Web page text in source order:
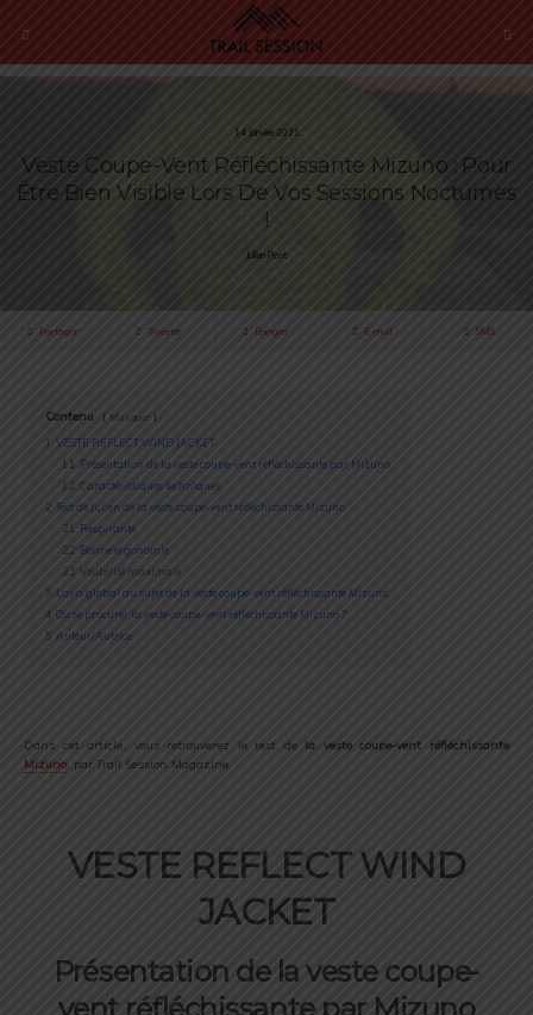
14 Janvier 2021
Veste Coupe-Vent Réfléchissante Mizuno : Pour
Être Bien Visible Lors De Vos Sessions Nocturnes
!
Julien Picot
Partager Tweeter Épingler E-mail SMS
Contenu Masquer
1 VESTE REFLECT WIND JACKET
1.1
Présentation de la veste coupe-vent réfléchissante par Mizuno
1.2 Caractéristiques techniques
2 Test de Julien de la veste coupe-vent réfléchissante Mizuno
2.1
Respirante
2.2 Bonne ergonomie
2.3 Visibilité maximale
3 L’avis global au sujet de la veste coupe-vent réfléchissante Mizuno
4 Où se procurer la veste coupe-vent réfléchissante Mizuno ?
5 Auteur/Autrice
Dans cet article, vous retrouverez le test de la veste coupe-vent réfléchissante
Mizuno, par Trail Session Magazine.
VESTE REFLECT WIND
JACKET
Présentation de la veste coupe-